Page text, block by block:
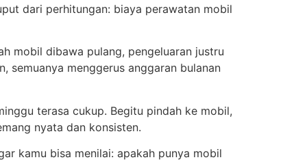
dari perhitungan: biaya perawatan mobil
mobil dibawa pulang, pengeluaran justru
semuanya menggerus anggaran bulanan
terasa cukup. Begitu pindah ke mobil,
nyata dan konsisten.
kamu bisa menilai: apakah punya mobil